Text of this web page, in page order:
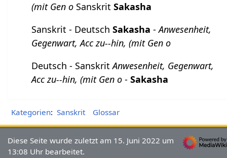
(mit Gen o SanskritSakasha
Sanskrit - DeutschSakasha -Anwesenheit,
Gegenwart, Acc zu--hin, (mit Gen o
Deutsch - SanskritAnwesenheit, Gegenwart,
Acc zu--hin, (mit Gen o -Sakasha
Kategorien: Sanskrit Glossar
Diese Seite wurde zuletzt am 15. Juni 2022 um
13:08 Uhr bearbeitet.